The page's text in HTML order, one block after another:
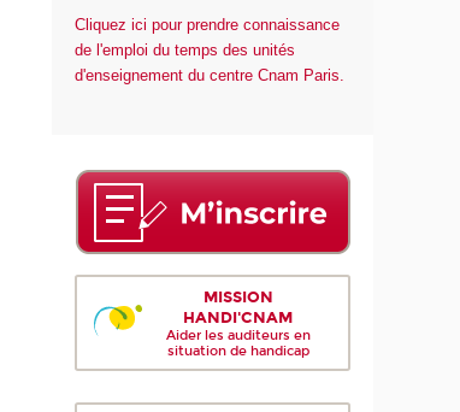
Cliquez ici pour prendre connaissance
de l'emploi du temps des unités
d'enseignement du centre Cnam Paris.
MISSION
HANDI'CNAM
Aider les auditeurs en
situation de handicap